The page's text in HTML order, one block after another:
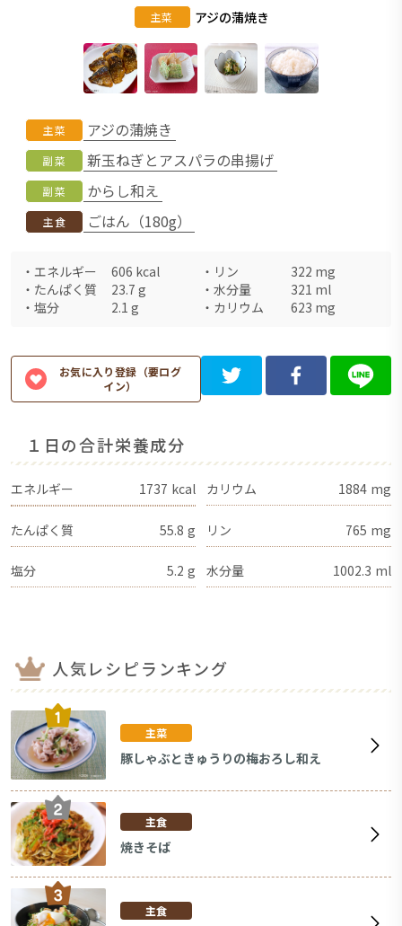
主菜 アジの蒲焼き
主菜 アジの蒲焼き
副菜 新玉ねぎとアスパラの串揚げ
副菜 からし和え
主食 ごはん（180g）
・ エネルギー 606 kcal ・ リン 322 mg
・ たんぱく質 23.7 g ・ 水分量 321 ml
・ 塩分 2.1 g ・ カリウム 623 mg
お気に入り登録（要ログ
イン）
１日の合計栄養成分
エネルギー 1737 kcal カリウム 1884 mg
たんぱく質 55.8 g リン 765 mg
塩分 5.2 g 水分量 1002.3 ml
人気レシピランキング
主菜
豚しゃぶときゅうりの梅おろし和え
主食
焼きそば
主食